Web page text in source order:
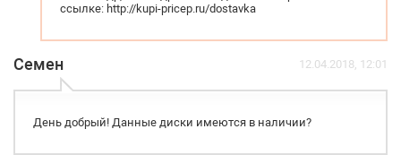
ссылке: http://kupi-pricep.ru/dostavka
Семен 12.04.2018, 12:01
День добрый! Данные диски имеются в наличии?